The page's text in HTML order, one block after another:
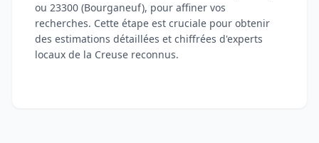
ou 23300 (Bourganeuf), pour affiner vos
recherches. Cette étape est cruciale pour obtenir
des estimations détaillées et chiffrées d'experts
locaux de la Creuse reconnus.